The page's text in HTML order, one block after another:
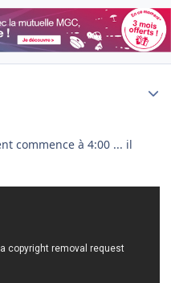
commence à 4:00 ... il